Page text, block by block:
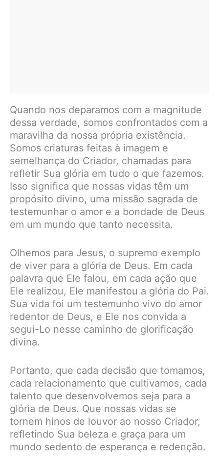
Quando nos deparamos com a magnitude
dessa verdade, somos confrontados com a
maravilha da nossa própria existência.
Somos criaturas feitas à imagem e
semelhança do Criador, chamadas para
refletir Sua glória em tudo o que fazemos.
Isso significa que nossas vidas têm um
propósito divino, uma missão sagrada de
testemunhar o amor e a bondade de Deus
em um mundo que tanto necessita.
Olhemos para Jesus, o supremo exemplo
de viver para a glória de Deus. Em cada
palavra que Ele falou, em cada ação que
Ele realizou, Ele manifestou a glória do Pai.
Sua vida foi um testemunho vivo do amor
redentor de Deus, e Ele nos convida a
segui-Lo nesse caminho de glorificação
divina.
Portanto, que cada decisão que tomamos,
cada relacionamento que cultivamos, cada
talento que desenvolvemos seja para a
glória de Deus. Que nossas vidas se
tornem hinos de louvor ao nosso Criador,
refletindo Sua beleza e graça para um
mundo sedento de esperança e redenção.